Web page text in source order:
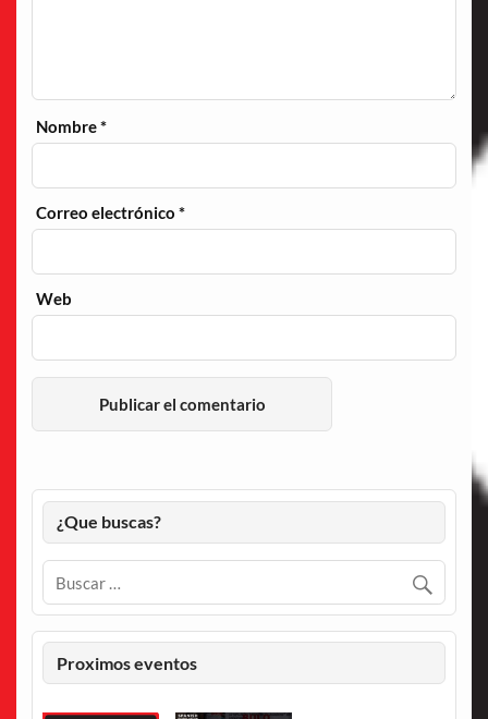
Nombre*
Correo electrónico*
Web
¿Que buscas?
Proximos eventos